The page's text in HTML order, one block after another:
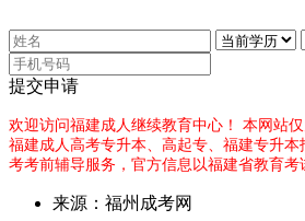
提交申请
欢迎访问福建成人继续教育中心！ 本网站
福建成人高考专升本、高起专、福建专升
考考前辅导服务，官方信息以福建省教育考
来源：福州成考网